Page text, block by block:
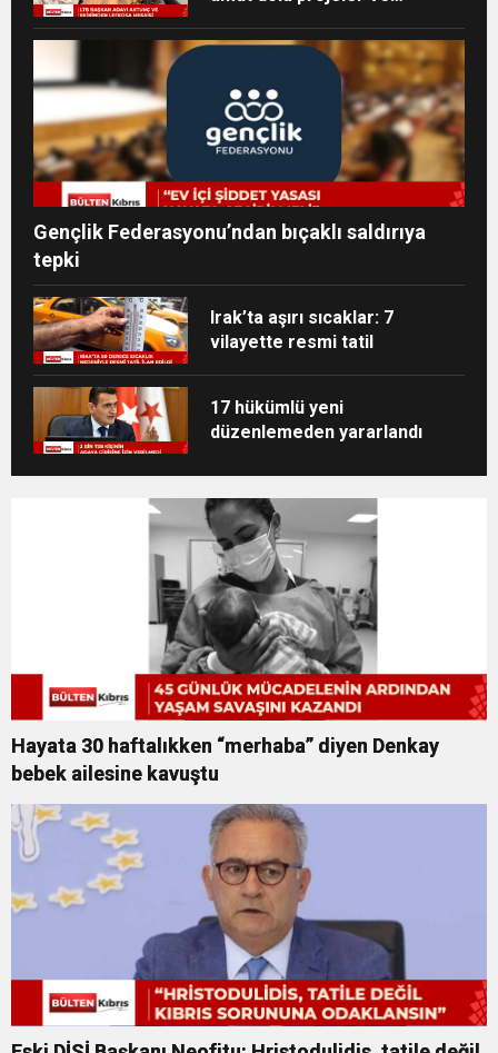
Gençlik Federasyonu’ndan bıçaklı saldırıya
tepki
Irak’ta aşırı sıcaklar: 7
vilayette resmi tatil
17 hükümlü yeni
düzenlemeden yararlandı
Hayata 30 haftalıkken “merhaba” diyen Denkay
bebek ailesine kavuştu